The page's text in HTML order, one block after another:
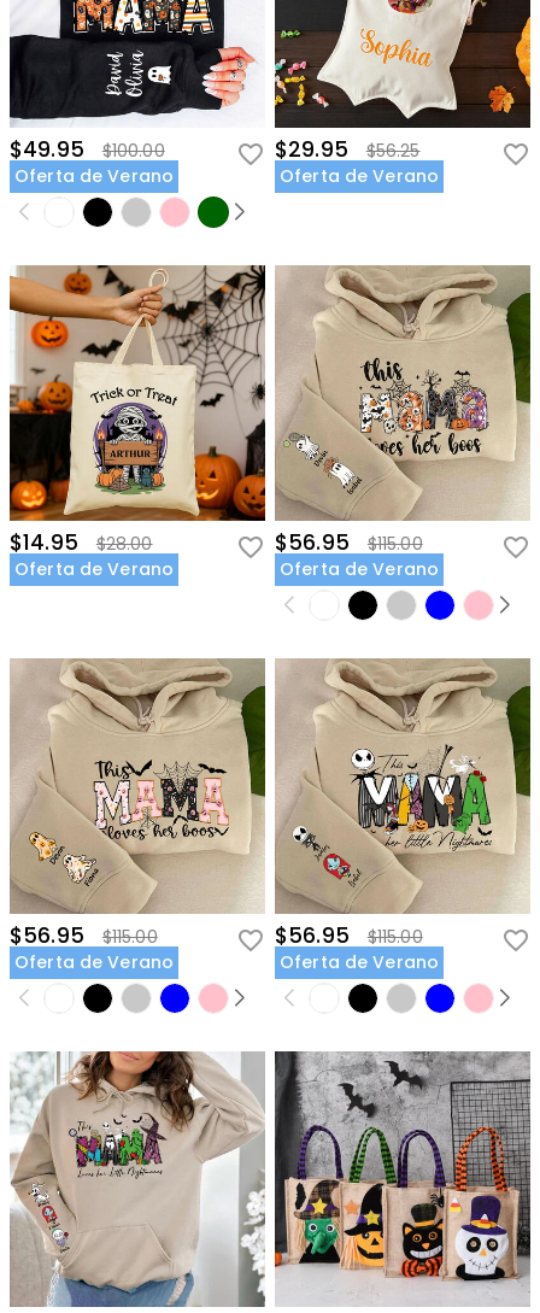
$49.95
$100.00
Oferta de Verano
$29.95
$56.25
Oferta de Verano
$14.95
$28.00
Oferta de Verano
$56.95
$115.00
Oferta de Verano
$56.95
$115.00
Oferta de Verano
$56.95
$115.00
Oferta de Verano